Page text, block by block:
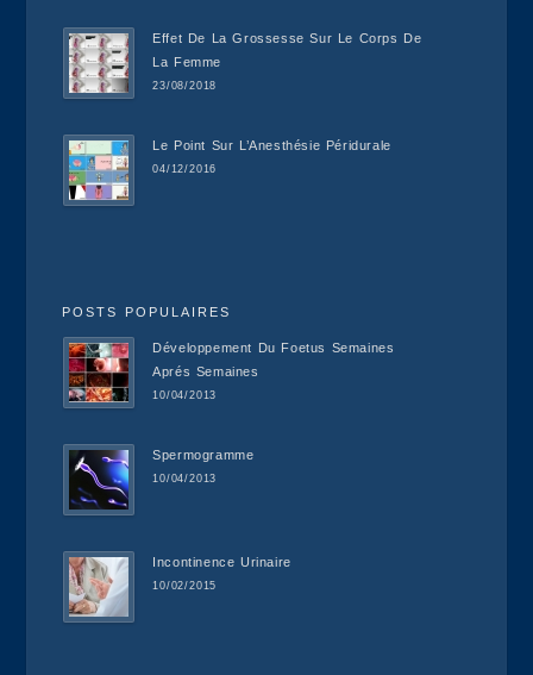
Effet De La Grossesse Sur Le Corps De
La Femme
23/08/2018
Le Point Sur L’Anesthésie Péridurale
04/12/2016
POSTS POPULAIRES
Développement Du Foetus Semaines
Aprés Semaines
10/04/2013
Spermogramme
10/04/2013
Incontinence Urinaire
10/02/2015